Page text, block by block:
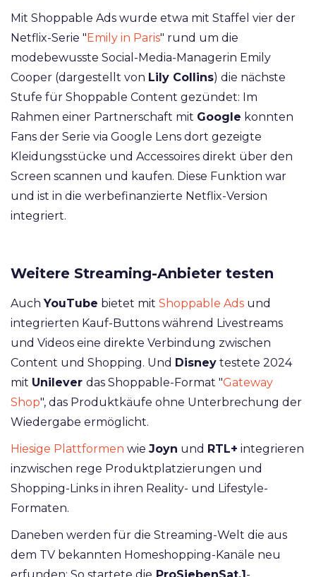
Mit Shoppable Ads wurde etwa mit Staffel vier der
Netflix-Serie " Emily in Paris" rund um die
modebewusste Social-Media-Managerin Emily
Cooper (dargestellt von Lily Collins) die nächste
Stufe für Shoppable Content gezündet: Im
Rahmen einer Partnerschaft mit Google konnten
Fans der Serie via Google Lens dort gezeigte
Kleidungsstücke und Accessoires direkt über den
Screen scannen und kaufen. Diese Funktion war
und ist in die werbefinanzierte Netflix-Version
integriert.
Weitere Streaming-Anbieter testen
Auch YouTube bietet mit Shoppable Ads und
integrierten Kauf-Buttons während Livestreams
und Videos eine direkte Verbindung zwischen
Content und Shopping. Und Disney testete 2024
mit Unilever das Shoppable-Format "Gateway
Shop", das Produktkäufe ohne Unterbrechung der
Wiedergabe ermöglicht.
Hiesige Plattformen wie Joyn und RTL+ integrieren
inzwischen rege Produktplatzierungen und
Shopping-Links in ihren Reality- und Lifestyle-
Formaten.
Daneben werden für die Streaming-Welt die aus
dem TV bekannten Homeshopping-Kanäle neu